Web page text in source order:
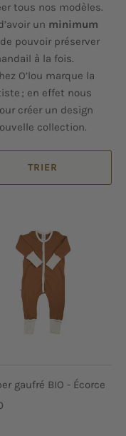
tous nos modèles.
un minimum
pouvoir préserver
à la fois.
O’lou marque la
; en effet nous
créer un design
collection.
TRIER
gaufré BIO - Écorce